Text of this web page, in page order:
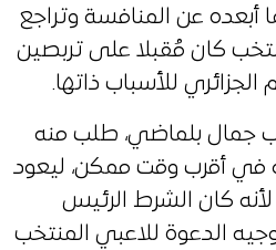
أبعده عن المنافسة وتراجع
كان مُقبلا على تربصين
للأسباب ذاتها.
جمال بلماضي، طلب منه
في أقرب وقت ممكن، ليعود
كان الشرط الرئيس
الدعوة للاعبي المنتخب